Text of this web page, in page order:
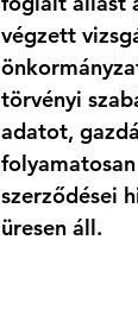
végzett
törvényi
adatot,
szerződései
üresen áll.